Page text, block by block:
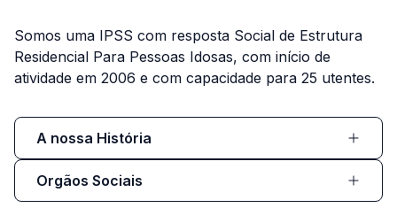
Somos uma IPSS com resposta Social de Estrutura
Residencial Para Pessoas Idosas, com início de
atividade em 2006 e com capacidade para 25 utentes.
A nossa História
Orgãos Sociais